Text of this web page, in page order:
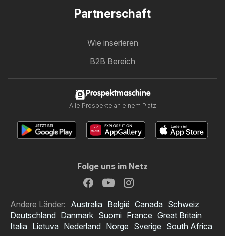
Partnerschaft
Wie inserieren
B2B Bereich
Prospektmaschine
Alle Prospekte an einem Platz
Folge uns im Netz
Andere Länder: Australia België Canada Schweiz
Deutschland Danmark Suomi France Great Britain
Italia Lietuva Nederland Norge Sverige South Africa